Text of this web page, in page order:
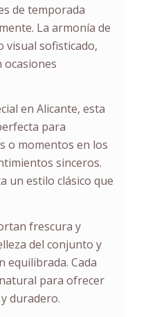
de temporada
La armonía de
visual sofisticado,
en Alicante, esta
para
o momentos en los
sinceros.
un estilo clásico que
frescura y
del conjunto y
equilibrada. Cada
para ofrecer
duradero.